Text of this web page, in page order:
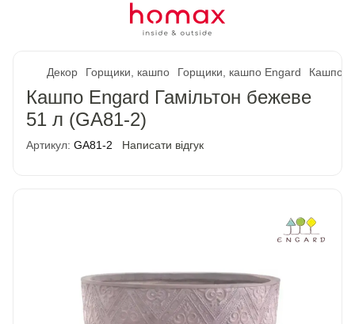
Декор Горщики, кашпо Горщики, кашпо Engard Кашпо
Кашпо Engard Гамільтон бежеве
51 л (GA81-2)
Артикул: GA81-2 Написати відгук